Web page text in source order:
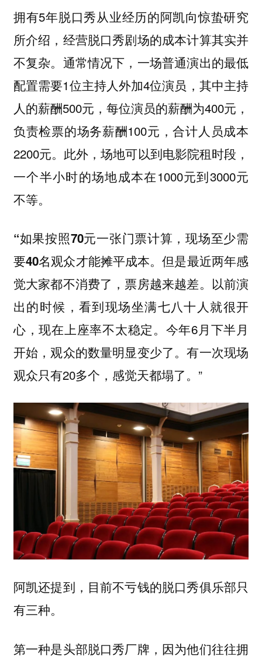
拥有5年脱口秀从业经历的阿凯向惊蛰研究
所介绍，经营脱口秀剧场的成本计算其实并
不复杂。通常情况下，一场普通演出的最低
配置需要1位主持人外加4位演员，其中主持
人的薪酬500元，每位演员的薪酬为400元，
负责检票的场务薪酬100元，合计人员成本
2200元。此外，场地可以到电影院租时段，
一个半小时的场地成本在1000元到3000元
不等。
“如果按照70元一张门票计算，现场至少需
要40名观众才能摊平成本。但是最近两年感
觉大家都不消费了，票房越来越差。以前演
出的时候，看到现场坐满七八十人就很开
心，现在上座率不太稳定。今年6月下半月
开始，观众的数量明显变少了。有一次现场
观众只有20多个，感觉天都塌了。”
阿凯还提到，目前不亏钱的脱口秀俱乐部只
有三种。
第一种是头部脱口秀厂牌，因为他们往往拥